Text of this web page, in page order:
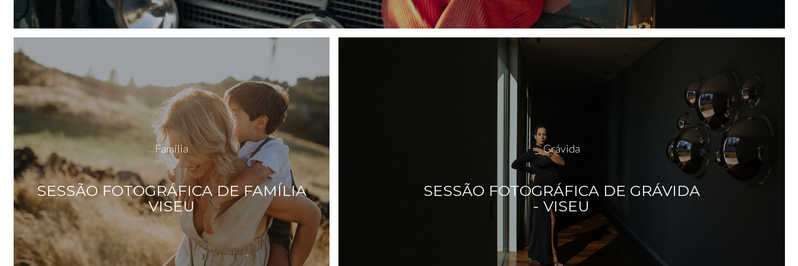
Família
SESSÃO FOTOGRÁFICA DE FAMÍLIA
VISEU
Grávida
SESSÃO FOTOGRÁFICA DE GRÁVIDA
- VISEU